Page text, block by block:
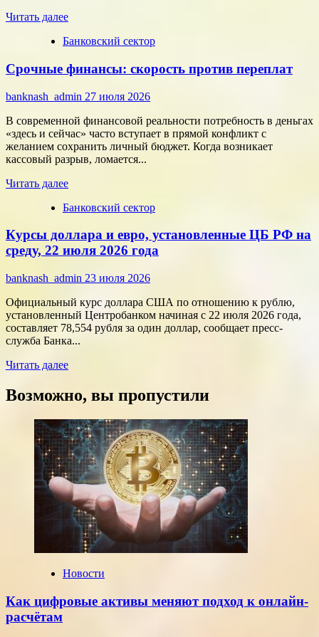
Читать далееПрочитать
о
за
внимание:
как
удивить
современного
потребителя
с
помощью
технологий
Банковский сектор
Срочные финансы: скорость против переплат
banknash_admin 27 июля 2026
В современной финансовой реальности потребность в деньгах
«здесь и сейчас» часто вступает в прямой конфликт с
желанием сохранить личный бюджет. Когда возникает
кассовый разрыв, ломается...
Читать далееПрочитать
о
финансы:
скорость
против
переплат
Банковский сектор
Курсы доллара и евро, установленные ЦБ РФ на
среду, 22 июля 2026 года
banknash_admin 23 июля 2026
Официальный курс доллара США по отношению к рублю,
установленный Центробанком начиная с 22 июля 2026 года,
составляет 78,554 рубля за один доллар, сообщает пресс-
служба Банка...
Читать далееПрочитать
Курсы
и
евро,
установленные
ЦБ
РФ
на
среду,
22
июля
2026
года
Возможно, вы пропустили
Новости
Как цифровые активы меняют подход к онлайн-
расчётам